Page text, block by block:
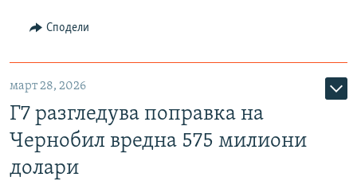
Сподели
март 28, 2026
Г7 разгледува поправка на
Чернобил вредна 575 милиони
долари